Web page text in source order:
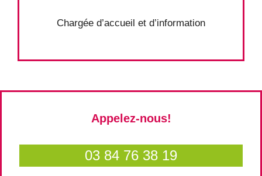
Chargée d’accueil et d’information
Appelez-nous!
03 84 76 38 19